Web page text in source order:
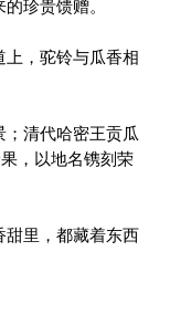
珍贵馈赠。
，驼铃与瓜香相
；清代哈密王贡瓜
，以地名镌刻荣
甜里，都藏着东西